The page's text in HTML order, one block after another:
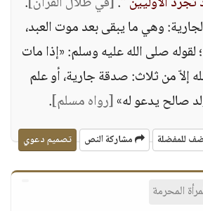
وهي ما يبقى بعد موت العبد،
صلى الله عليه وسلم: «إذا مات
إلاّ من ثلاث: صدقة جارية، أو علم
صالح يدعو له»[رواه مسلم].
للمفضلة مشاركة النص تصميم دعوي
المحرمة